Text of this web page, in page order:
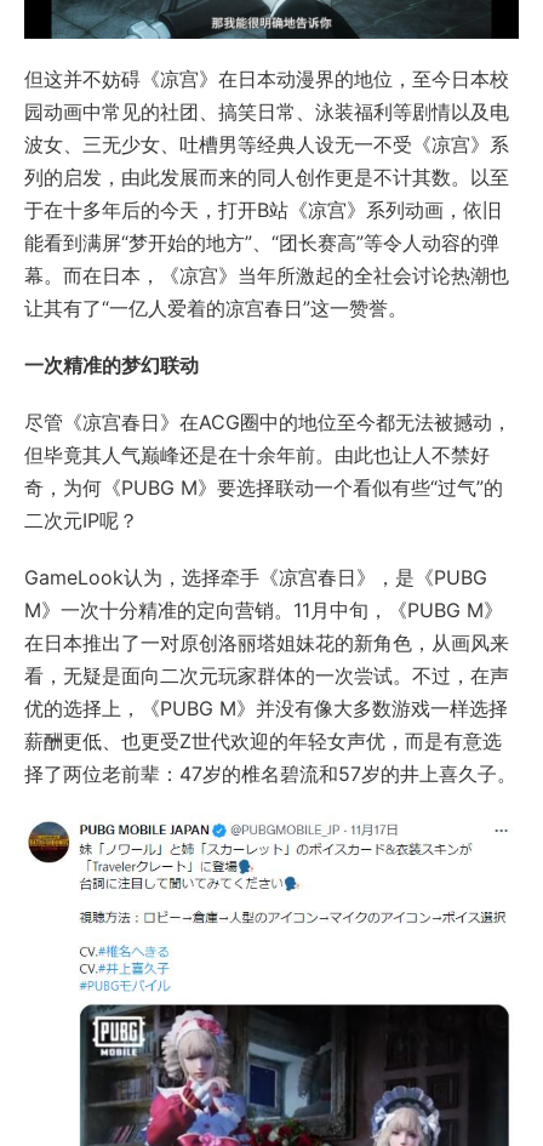
但这并不妨碍《凉宫》在日本动漫界的地位，至今日本校
园动画中常见的社团、搞笑日常、泳装福利等剧情以及电
波女、三无少女、吐槽男等经典人设无一不受《凉宫》系
列的启发，由此发展而来的同人创作更是不计其数。以至
于在十多年后的今天，打开B站《凉宫》系列动画，依旧
能看到满屏“梦开始的地方”、“团长赛高”等令人动容的弹
幕。而在日本，《凉宫》当年所激起的全社会讨论热潮也
让其有了“一亿人爱着的凉宫春日”这一赞誉。
一次精准的梦幻联动
尽管《凉宫春日》在ACG圈中的地位至今都无法被撼动，
但毕竟其人气巅峰还是在十余年前。由此也让人不禁好
奇，为何《PUBG M》要选择联动一个看似有些“过气”的
二次元IP呢？
GameLook认为，选择牵手《凉宫春日》，是《PUBG
M》一次十分精准的定向营销。11月中旬，《PUBG M》
在日本推出了一对原创洛丽塔姐妹花的新角色，从画风来
看，无疑是面向二次元玩家群体的一次尝试。不过，在声
优的选择上，《PUBG M》并没有像大多数游戏一样选择
薪酬更低、也更受Z世代欢迎的年轻女声优，而是有意选
择了两位老前辈：47岁的椎名碧流和57岁的井上喜久子。